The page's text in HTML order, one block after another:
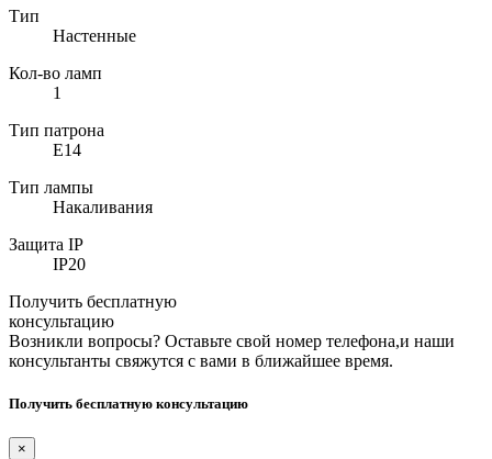
Тип
Настенные
Кол-во ламп
1
Тип патрона
E14
Тип лампы
Накаливания
Защита IP
IP20
Получить бесплатную
консультацию
Возникли вопросы? Оставьте свой номер телефона,и наши
консультанты свяжутся с вами в ближайшее время.
Получить бесплатную консультацию
×